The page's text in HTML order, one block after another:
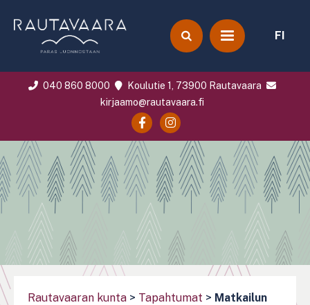
FI
040 860 8000
Koulutie 1, 73900 Rautavaara
kirjaamo@rautavaara.fi
Rautavaaran kunta > Tapahtumat > Matkailun